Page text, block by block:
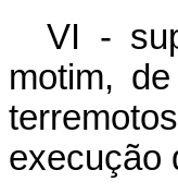
VI -
motim,
execução